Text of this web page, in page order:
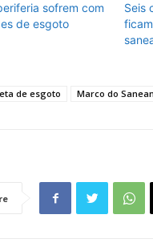
sofrem com
de esgoto
Seis
de esgoto Marco do